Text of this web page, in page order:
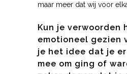
maar meer dat wij voor
Kun je verwoorden
emotioneel gezien
je het idee dat je
mee om ging of